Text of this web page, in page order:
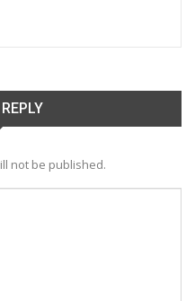
not be published.